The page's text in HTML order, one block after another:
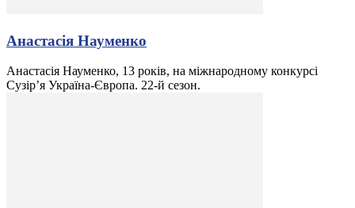
Анастасія Науменко
Анастасія Науменко, 13 років, на міжнародному конкурсі
Сузір’я Україна-Європа. 22-й сезон.